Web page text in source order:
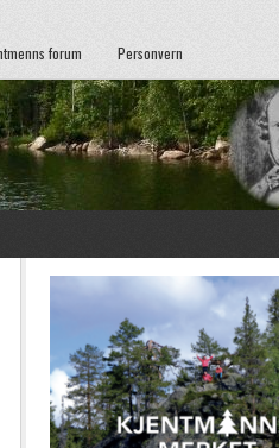
forum Personvern